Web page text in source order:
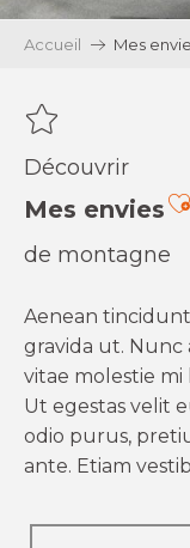
Accueil Mes
Découvrir
Mes envies
de montagne
Aenean
gravida ut.
vitae molestie
Ut egestas velit
odio purus,
ante. Etiam